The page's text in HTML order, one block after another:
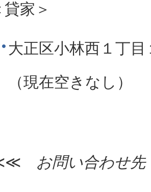
貸家＞
大正区小林西１丁
（現在空きなし）
お問い合わせ先